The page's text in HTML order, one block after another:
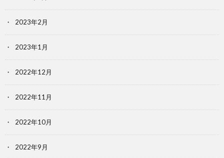
2023年2月
2023年1月
2022年12月
2022年11月
2022年10月
2022年9月